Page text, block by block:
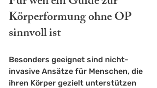
Körperformung ohne OP
sinnvoll ist
Besonders geeignet sind nicht-
invasive Ansätze für Menschen, die
ihren Körper gezielt unterstützen